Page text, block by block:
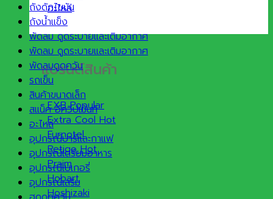
อะไหล่
แบรนด์สินค้า
EXB
Extra Cool
Furnotel
Retigo
Praim
Hobart
Hoshizaki
ถังดักไขมัน
ถังน้ำแข็ง
พัดลม ดูดระบายและเติมอากาศ
พัดลม ดูดระบายและเติมอากาศ
พัดลมดูดควัน
รถเข็น
สินค้าขนาดเล็ก
สแน็ค อีควิปเม้นท์
อะไหล่
อุปกรณ์บาร์และกาแฟ
อุปกรณ์เตรียมอาหาร
อุปกรณ์เบเกอรี่
อุปกรณ์เสริม